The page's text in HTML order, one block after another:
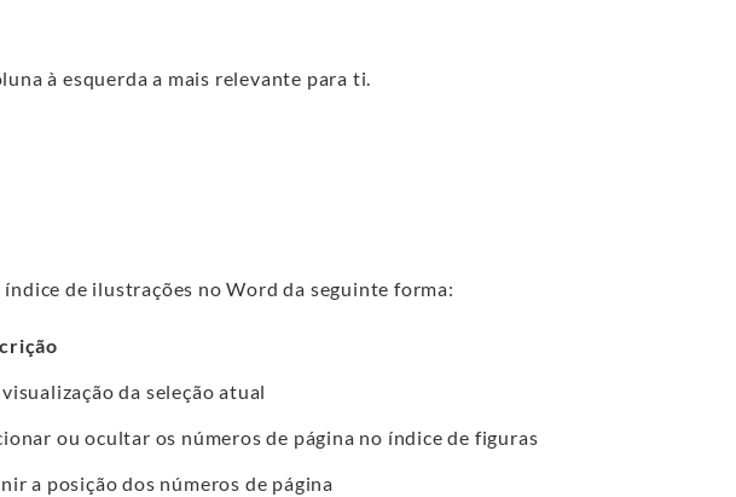
à esquerda a mais relevante para ti.
de ilustrações no Word da seguinte forma:
da seleção atual
ou ocultar os números de página no índice de figuras
a posição dos números de página